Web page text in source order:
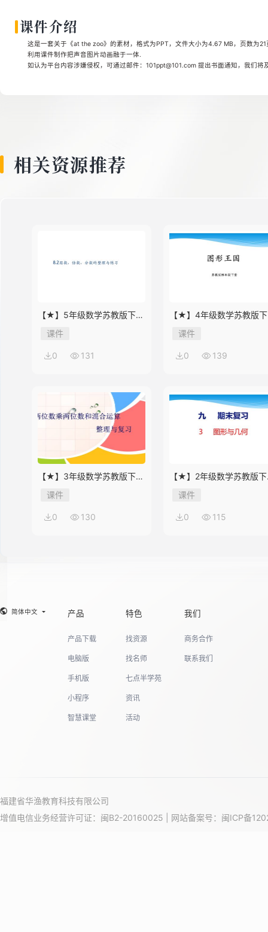
6
21
课件介绍
这是一套关于《at the zoo》的素材，格式为PPT，文件大小为4.67 MB，页数为21
利用课件制作把声音图片动画融于一体.
如认为平台内容涉嫌侵权，可通过邮件：101ppt@101.com 提出书面通知，我们将
相关资源推荐
【★】5年级数学苏教版下册
课件第8单元《单元复习》
课件
0 131
【★】4年级数学苏教版
课件第9单元《单元复习》
课件
0 139
【★】3年级数学苏教版下册
课件第10单元《单元复习》
课件
0 130
【★】2年级数学苏教版
课件第9单元《期末复习》
课件
0 115
简体中文 产品
产品下载
电脑版
手机版
小程序
智慧课堂
特色
找资源
找名师
七点半学苑
资讯
活动
我们
商务合作
联系我们
福建省华渔教育科技有限公司
增值电信业务经营许可证：闽B2-20160025 | 网站备案号： 闽ICP备